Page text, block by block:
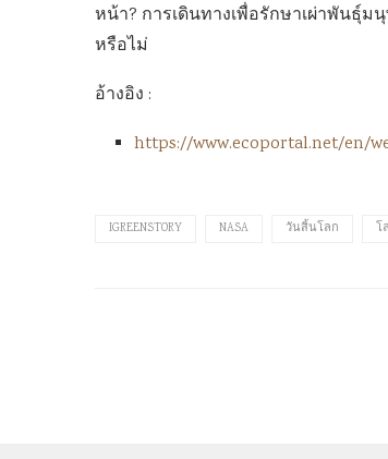
หน้า? การเดินทางเพื่อรักษาเผ่าพันธุ์ม
หรือไม่
อ้างอิง :
https://www.ecoportal.net/en/
IGREENSTORY NASA วันสิ้นโลก โ